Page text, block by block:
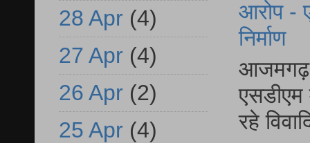
आरोप -
निर्माण
आजमगढ़
एसडीएम
रहे
28 Apr (4)
27 Apr (4)
26 Apr (2)
25 Apr (4)